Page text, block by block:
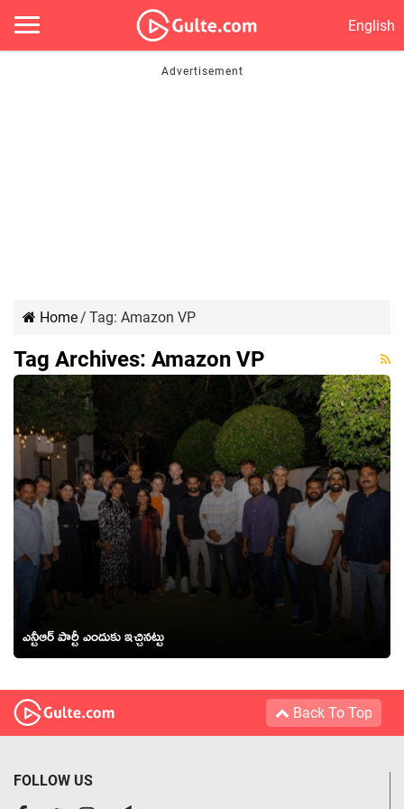
English
Home/ Tag: Amazon VP
Tag Archives: Amazon VP
ఎన్టీఆర్ పార్టీ ఎందుకు ఇచ్చినట్టు
Back To Top
FOLLOW US